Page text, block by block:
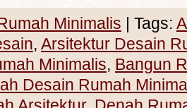
Minimalis | Tags:
, Arsitektur Desain
Minimalis, Bangun
Desain Rumah